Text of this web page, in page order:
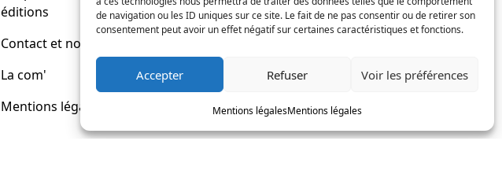
de navigation ou les ID uniques sur ce site. Le fait de ne pas consentir ou de retirer son
consentement peut avoir un effet négatif sur certaines caractéristiques et fonctions.
Accepter Refuser Voir les préférences
Mentions légalesMentions légales
éditions
Contact et nous
La com'
Mentions légales
FRANCE
contact@motsditsmotslus.com
01 69 02 20 15